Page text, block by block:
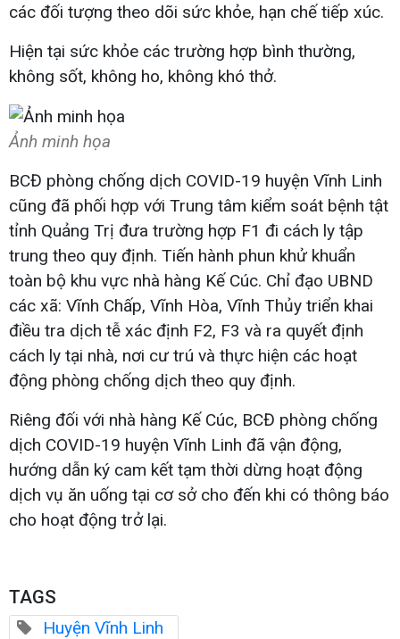
các đối tượng theo dõi sức khỏe, hạn chế tiếp xúc.
Hiện tại sức khỏe các trường hợp bình thường,
không sốt, không ho, không khó thở.
Ảnh minh họa
BCĐ phòng chống dịch COVID-19 huyện Vĩnh Linh
cũng đã phối hợp với Trung tâm kiểm soát bệnh tật
tỉnh Quảng Trị đưa trường hợp F1 đi cách ly tập
trung theo quy định. Tiến hành phun khử khuẩn
toàn bộ khu vực nhà hàng Kế Cúc. Chỉ đạo UBND
các xã: Vĩnh Chấp, Vĩnh Hòa, Vĩnh Thủy triển khai
điều tra dịch tễ xác định F2, F3 và ra quyết định
cách ly tại nhà, nơi cư trú và thực hiện các hoạt
động phòng chống dịch theo quy định.
Riêng đối với nhà hàng Kế Cúc, BCĐ phòng chống
dịch COVID-19 huyện Vĩnh Linh đã vận động,
hướng dẫn ký cam kết tạm thời dừng hoạt động
dịch vụ ăn uống tại cơ sở cho đến khi có thông báo
cho hoạt động trở lại.
TAGS
Huyện Vĩnh Linh